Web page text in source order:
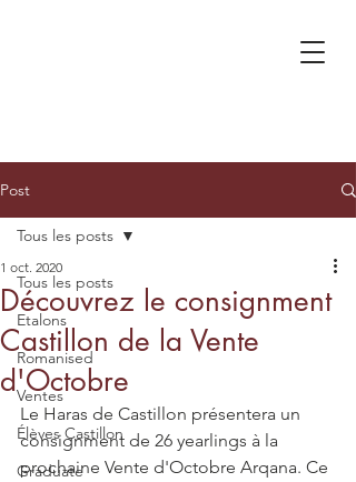
Post
Tous les posts
Etalons
Romanised
Ventes
Élèves Castillon
Graduate
Tous les posts
Découvrez le consignment
Castillon de la Vente
d'Octobre
1 oct. 2020
Le Haras de Castillon présentera un
consignment de 26 yearlings à la
prochaine Vente d'Octobre Arqana. Ce